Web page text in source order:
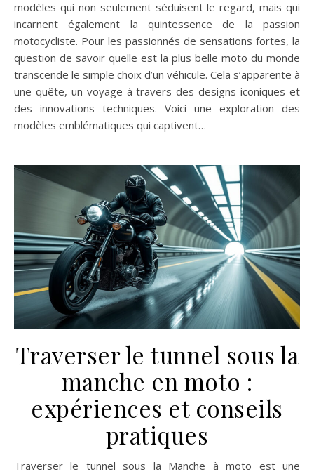
modèles qui non seulement séduisent le regard, mais qui
incarnent également la quintessence de la passion
motocycliste. Pour les passionnés de sensations fortes, la
question de savoir quelle est la plus belle moto du monde
transcende le simple choix d’un véhicule. Cela s’apparente à
une quête, un voyage à travers des designs iconiques et
des innovations techniques. Voici une exploration des
modèles emblématiques qui captivent…
Traverser le tunnel sous la
manche en moto :
expériences et conseils
pratiques
Traverser le tunnel sous la Manche à moto est une